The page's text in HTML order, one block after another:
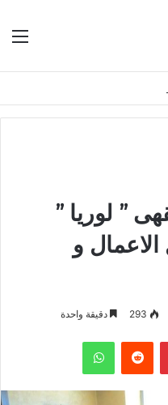
” لوريا ”
و
293 دقيقة واحدة
بينتيريست واتساب